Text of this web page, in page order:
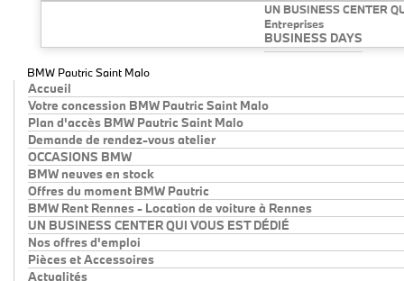
UN BUSINESS CENTER
Entreprises
BUSINESS DAYS
BMW Pautric Saint Malo
Accueil
Votre concession BMW Pautric Saint Malo
Plan d'accès BMW Pautric Saint Malo
Demande de rendez-vous atelier
OCCASIONS BMW
BMW neuves en stock
Offres du moment BMW Pautric
BMW Rent Rennes - Location de voiture à Rennes
UN BUSINESS CENTER QUI VOUS EST DÉDIÉ
Nos offres d'emploi
Pièces et Accessoires
Actualités